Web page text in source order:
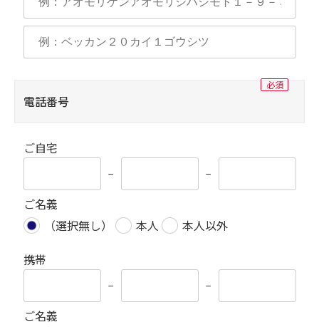
電話番号
ご自宅
− −
ご名義
（選択無し）
本人
本人以外
携帯
− −
ご名義